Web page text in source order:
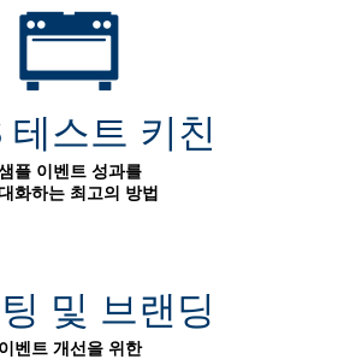
테스트 키친
플 이벤트 성과를
화하는 최고의 방법
및 브랜딩
이벤트 개선을 위한